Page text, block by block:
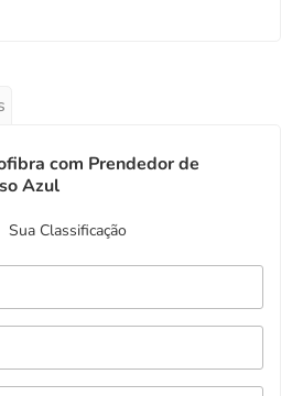
com Prendedor de
Azul
Sua Classificação